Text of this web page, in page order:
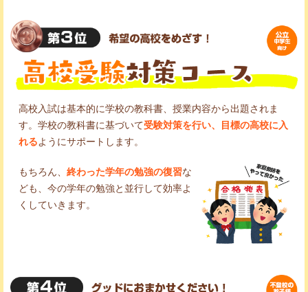
高校入試は基本的に学校の教科書、授業内容から出題されま
す。学校の教科書に基づいて受験対策を行い、目標の高校に入
れるようにサポートします。
もちろん、 終わった学年の勉強の復習な
ども、今の学年の勉強と並行して効率よ
くしていきます。